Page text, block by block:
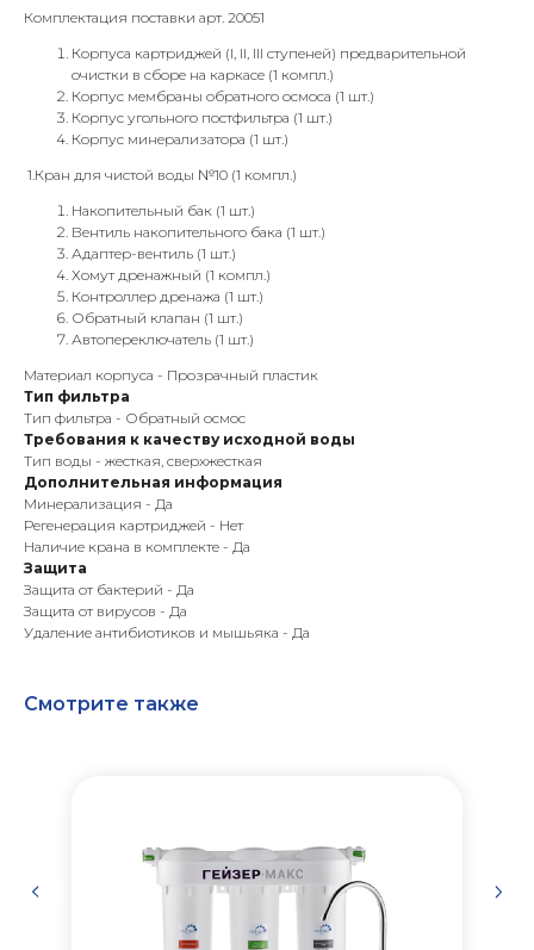
Комплектация поставки арт. 20051
Корпуса картриджей (I, II, III ступеней) предварительной
очистки в сборе на каркасе (1 компл.)
Корпус мембраны обратного осмоса (1 шт.)
Корпус угольного постфильтра (1 шт.)
Корпус минерализатора (1 шт.)
1.Кран для чистой воды №10 (1 компл.)
Накопительный бак (1 шт.)
Вентиль накопительного бака (1 шт.)
Адаптер-вентиль (1 шт.)
Хомут дренажный (1 компл.)
Контроллер дренажа (1 шт.)
Обратный клапан (1 шт.)
Автопереключатель (1 шт.)
Материал корпуса - Прозрачный пластик
Тип фильтра
Тип фильтра - Обратный осмос
Требования к качеству исходной воды
Тип воды - жесткая, сверхжесткая
Дополнительная информация
Минерализация - Да
Регенерация картриджей - Нет
Наличие крана в комплекте - Да
Защита
Защита от бактерий - Да
Защита от вирусов - Да
Удаление антибиотиков и мышьяка - Да
Смотрите также